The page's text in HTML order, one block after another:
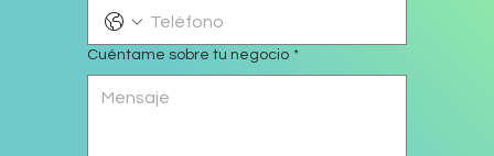
Cuéntame sobre tu negocio *